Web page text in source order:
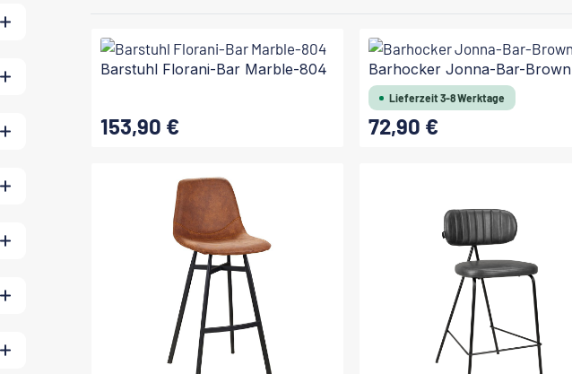
Barstuhl Florani-Bar Marble-804
Regulärer Preis:
153,90 €
In den Warenkorb
Barhocker Jonna-Bar-Brown
Lieferzeit 3-8 Werktage
Regulärer Preis:
72,90 €